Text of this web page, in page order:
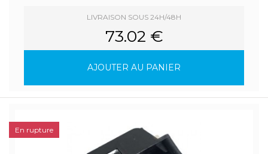
LIVRAISON SOUS 24H/48H
73.02 €
AJOUTER AU PANIER
En rupture